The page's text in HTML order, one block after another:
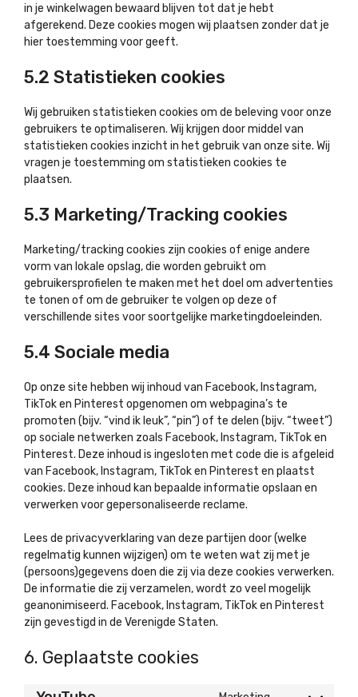
in je winkelwagen bewaard blijven tot dat je hebt
afgerekend. Deze cookies mogen wij plaatsen zonder dat je
hier toestemming voor geeft.
5.2 Statistieken cookies
Wij gebruiken statistieken cookies om de beleving voor onze
gebruikers te optimaliseren. Wij krijgen door middel van
statistieken cookies inzicht in het gebruik van onze site. Wij
vragen je toestemming om statistieken cookies te
plaatsen.
5.3 Marketing/Tracking cookies
Marketing/tracking cookies zijn cookies of enige andere
vorm van lokale opslag, die worden gebruikt om
gebruikersprofielen te maken met het doel om advertenties
te tonen of om de gebruiker te volgen op deze of
verschillende sites voor soortgelijke marketingdoeleinden.
5.4 Sociale media
Op onze site hebben wij inhoud van Facebook, Instagram,
TikTok en Pinterest opgenomen om webpagina’s te
promoten (bijv. “vind ik leuk”, “pin”) of te delen (bijv. “tweet”)
op sociale netwerken zoals Facebook, Instagram, TikTok en
Pinterest. Deze inhoud is ingesloten met code die is afgeleid
van Facebook, Instagram, TikTok en Pinterest en plaatst
cookies. Deze inhoud kan bepaalde informatie opslaan en
verwerken voor gepersonaliseerde reclame.
Lees de privacyverklaring van deze partijen door (welke
regelmatig kunnen wijzigen) om te weten wat zij met je
(persoons)gegevens doen die zij via deze cookies verwerken.
De informatie die zij verzamelen, wordt zo veel mogelijk
geanonimiseerd. Facebook, Instagram, TikTok en Pinterest
zijn gevestigd in de Verenigde Staten.
6. Geplaatste cookies